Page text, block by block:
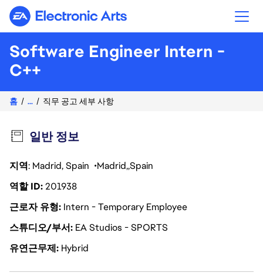
Electronic Arts
Software Engineer Intern -
C++
홈 ... 직무 공고 세부 사항
일반 정보
지역: Madrid, Spain Madrid Spain
역할 ID201938
근로자 유형 Intern - Temporary Employee
스튜디오/부서 EA Studios - SPORTS
유연근무제 Hybrid